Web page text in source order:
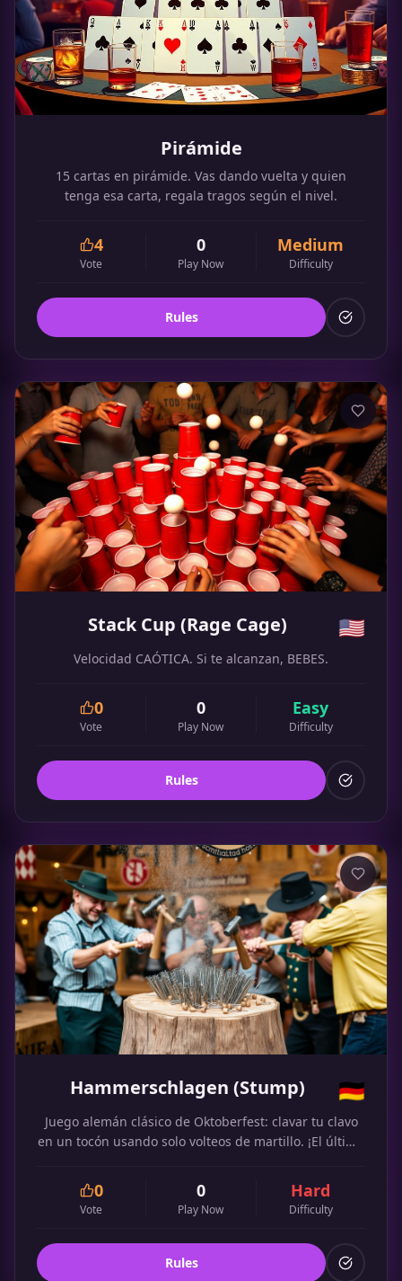
Pirámide
15 cartas en pirámide. Vas dando vuelta y quien
tenga esa carta, regala tragos según el nivel.
4
Vote
0
Play Now
Medium
Difficulty
Rules
Stack Cup (Rage Cage) 🇺🇸
Velocidad CAÓTICA. Si te alcanzan, BEBES.
0
Vote
0
Play Now
Easy
Difficulty
Rules
Hammerschlagen (Stump) 🇩🇪
Juego alemán clásico de Oktoberfest: clavar tu clavo
en un tocón usando solo volteos de martillo. ¡El último
0
Vote
0
Play Now
Hard
Difficulty
Rules